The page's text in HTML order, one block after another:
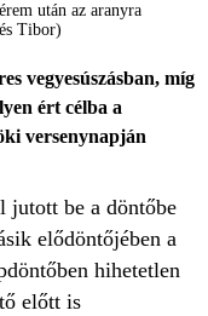
után az aranyra
Tibor)
vegyesúszásban, míg
ért célba a
versenynapján
jutott be a döntőbe
elődöntőjében a
hihetetlen
előtt is